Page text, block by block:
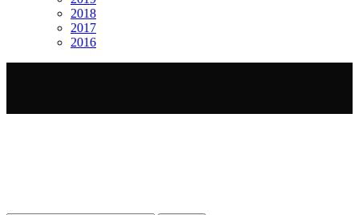
2018
2017
2016